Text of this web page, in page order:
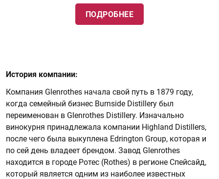
ПОДРОБНЕЕ
История компании:
Компания Glenrothes начала свой путь в 1879 году,
когда семейный бизнес Burnside Distillery был
переименован в Glenrothes Distillery. Изначально
винокурня принадлежала компании Highland Distillers,
после чего была выкуплена Edrington Group, которая и
по сей день владеет брендом. Завод Glenrothes
находится в городе Ротес (Rothes) в регионе Спейсайд,
который является одним из наиболее известных